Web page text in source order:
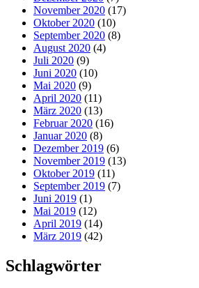
November 2020 (17)
Oktober 2020 (10)
September 2020 (8)
August 2020 (4)
Juli 2020 (9)
Juni 2020 (10)
Mai 2020 (9)
April 2020 (11)
März 2020 (13)
Februar 2020 (16)
Januar 2020 (8)
Dezember 2019 (6)
November 2019 (13)
Oktober 2019 (11)
September 2019 (7)
Juni 2019 (1)
Mai 2019 (12)
April 2019 (14)
März 2019 (42)
Schlagwörter